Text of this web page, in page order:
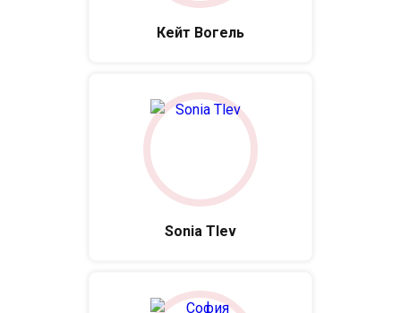
Кейт Вогель
Sonia Tlev